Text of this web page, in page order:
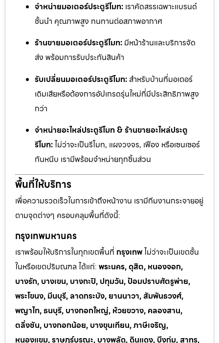
จำหน่ายมอเตอร์ประตูรีโมท: เราคัดสรรเฉพาะแบรนด์
ชั้นนำ คุณภาพสูง ทนทานต่อสภาพอากาศ
ร้านขายมอเตอร์ประตูรีโมท: มีหน้าร้านและบริการจัด
ส่ง พร้อมการรับประกันสินค้า
รับเปลี่ยนมอเตอร์ประตูรีโมท: สำหรับบ้านที่มอเตอร์
เดิมเสียหรือต้องการอัปเกรดรุ่นใหม่ที่มีประสิทธิภาพสูง
กว่า
จำหน่ายอะไหล่ประตูรีโมท & ร้านขายอะไหล่ประตู
รีโมท:ไม่ว่าจะเป็นรีโมท, แผงวงจร, เฟือง หรือเซนเซอร์
กันหนีบ เรามีพร้อมจำหน่ายทุกชิ้นส่วน
พื้นที่ให้บริการ
เพื่อความรวดเร็วในการเข้าถึงหน้างาน เรามีทีมงานกระจายอยู่
ตามจุดต่างๆ ครอบคลุมพื้นที่ดังนี้:
กรุงเทพมหานคร
เราพร้อมให้บริการในทุกเขตพื้นที่ กรุงเทพไม่ว่าจะเป็นเขตชั้น
ในหรือเขตปริมณฑล ได้แก่: พระนคร, ดุสิต, หนองจอก,
บางรัก, บางเขน, บางกะปิ, ปทุมวัน, ป้อมปราบศัตรูพ่าย,
พระโขนง, มีนบุรี, ลาดกระบัง, ยานนาวา, สัมพันธวงศ์,
พญาไท, ธนบุรี, บางกอกใหญ่, ห้วยขวาง, คลองสาน,
ตลิ่งชัน, บางกอกน้อย, บางขุนเทียน, ภาษีเจริญ,
หนองแขม, ราษฎร์บูรณะ, บางพลัด, ดินแดง, บึงกุ่ม, สาทร,